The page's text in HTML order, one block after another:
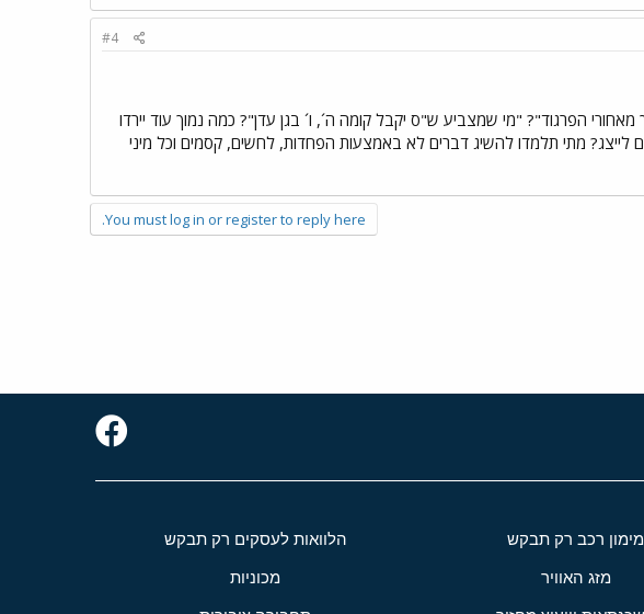
#4
הפרגוד"? "מי שמצביע ש"ס יקבל קומה ה´, ו´ בגן עדן"? כמה נמוך עוד יירדו
מתי תלמדו להשיג דברים לא באמצעות הפחדות, לחשים, קסמים וכל מיני
You must log in or register to reply here.
מימון רכב רק תבקש הלוואות לעסקים רק תבקש
מזג האוויר מכוניות